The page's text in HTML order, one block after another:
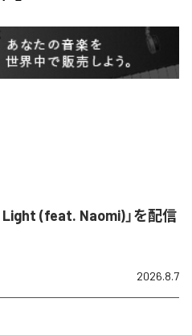
(feat. Naomi)」を配信
2026.8.7